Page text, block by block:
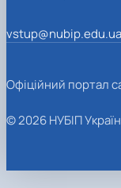
vstup@nubip.edu.ua
Офіційний портал
© 2026 НУБІП